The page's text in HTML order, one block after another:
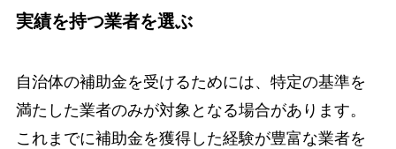
実績を持つ業者を選ぶ
自治体の補助金を受けるためには、特定の基準を
満たした業者のみが対象となる場合があります。
これまでに補助金を獲得した経験が豊富な業者を